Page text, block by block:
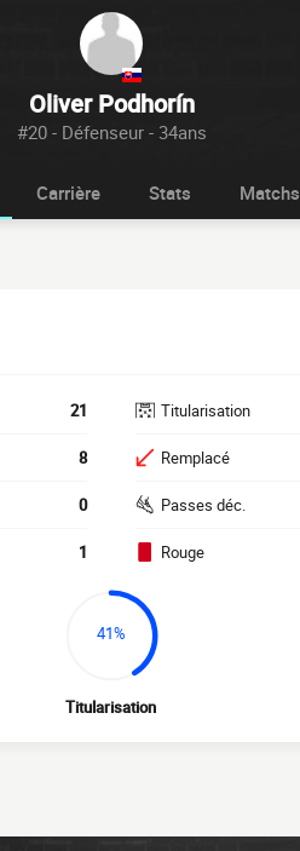
Oliver Podhorín
#20 - Défenseur - 34ans
Carrière Stats Matchs
21
8
0
1
Titularisation
Remplacé
Passes déc.
Rouge
41%
Titularisation